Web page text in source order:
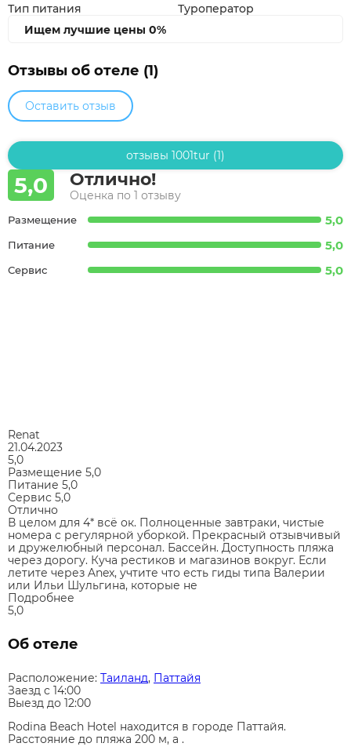
Тип питания
Туроператор
Ищем лучшие цены 0%
Отзывы об отеле (1)
Оставить отзыв
отзывы 1001tur (1)
5,0 Отлично!
Оценка по 1 отзыву
Размещение 5,0
Питание 5,0
Сервис 5,0
Renat
21.04.2023
5,0
Размещение 5,0
Питание 5,0
Сервис 5,0
Отлично
В целом для 4* всё ок. Полноценные завтраки, чистые
номера с регулярной уборкой. Прекрасный отзывчивый
и дружелюбный персонал. Бассейн. Доступность пляжа
через дорогу. Куча рестиков и магазинов вокруг. Если
летите через Anex, учтите что есть гиды типа Валерии
или Ильи Шульгина, которые не
Подробнее
5,0
Об отеле
Расположение: Таиланд, Паттайя
Заезд c 14:00
Выезд до 12:00
Rodina Beach Hotel находится в городе Паттайя.
Расстояние до пляжа 200 м, а .